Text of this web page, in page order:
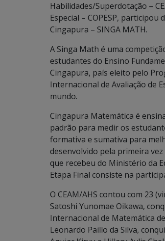
Habilidades/Superdotação –
Especial – COPESP,
Cingapura – SINGA MATH.
A Singa Math é uma
estudantes do Ensino
Cingapura, país eleito pelo
Internacional de Avaliação de
mundo.
Cingapura Matemática é
padrão para medir os
formativa e sumativa para
desenvolvido pela primeira
que recebeu do Ministério da
Etapa Final consiste na
O CEAM/AHS contou com 23
Satoshi Yunomae Oikawa,
Internacional de Matemática
Leonardo Paillo da Silva,